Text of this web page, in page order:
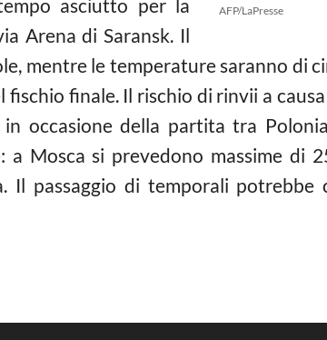
AFP/LaPresse
asciutto per la
Arena di Saransk. Il
mentre le temperature saranno di
finale. Il rischio di rinvii a
occasione della partita tra
Mosca si prevedono massime di
Il passaggio di temporali potrebbe